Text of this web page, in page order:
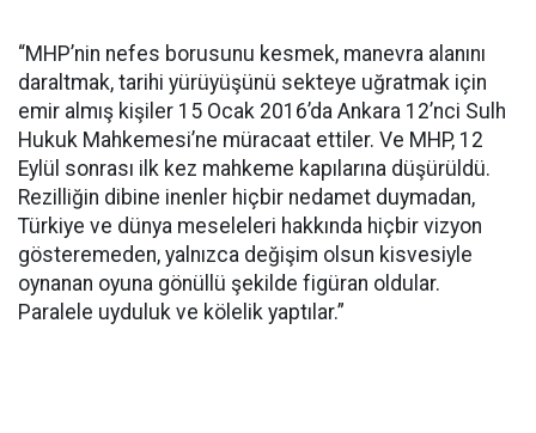
“MHP’nin nefes borusunu kesmek, manevra alanını
daraltmak, tarihi yürüyüşünü sekteye uğratmak için
emir almış kişiler 15 Ocak 2016’da Ankara 12’nci Sulh
Hukuk Mahkemesi’ne müracaat ettiler. Ve MHP, 12
Eylül sonrası ilk kez mahkeme kapılarına düşürüldü.
Rezilliğin dibine inenler hiçbir nedamet duymadan,
Türkiye ve dünya meseleleri hakkında hiçbir vizyon
gösteremeden, yalnızca değişim olsun kisvesiyle
oynanan oyuna gönüllü şekilde figüran oldular.
Paralele uyduluk ve kölelik yaptılar.”